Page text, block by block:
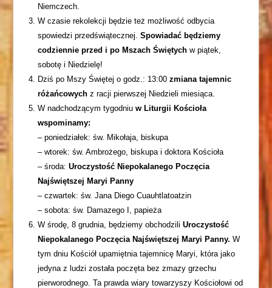
Niemczech.
W czasie rekolekcji będzie też możliwość odbycia
spowiedzi przedświątecznej.Spowiadać będziemy
codziennie przed i po Mszach Świętych w piątek,
sobotę i Niedzielę!
Dziś po Mszy Świętej o godz.: 13:00zmiana tajemnic
różańcowych z racji pierwszej Niedzieli miesiąca.
W nadchodzącym tygodniuw Liturgii Kościoła
wspominamy:
– poniedziałek: św. Mikołaja, biskupa
– wtorek: św. Ambrożego, biskupa i doktora Kościoła
– środa:Uroczystość Niepokalanego Poczęcia
Najświętszej Maryi Panny
– czwartek: św. Jana Diego Cuauhtlatoatzin
– sobota: św. Damazego I, papieża
W środę, 8 grudnia, będziemy obchodziliUroczystość
Niepokalanego Poczęcia Najświętszej Maryi Panny. W
tym dniu Kościół upamiętnia tajemnicę Maryi, która jako
jedyna z ludzi została poczęta bez zmazy grzechu
pierworodnego. Ta prawda wiary towarzyszy Kościołowi od